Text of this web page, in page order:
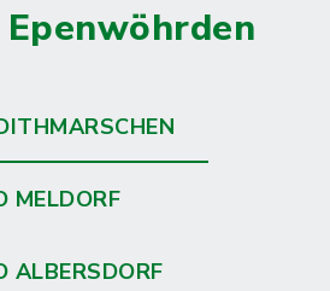
MELDORF
ALBERSDORF